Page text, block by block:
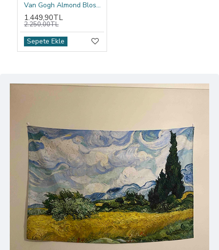
Van Gogh Almond Blossom Kapşonlu Battaniye
1.449,90TL
2.250,00TL
Sepete Ekle